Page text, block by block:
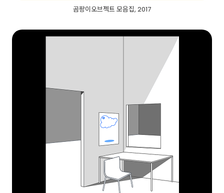
곰팡이오브젝트 모음집, 2017